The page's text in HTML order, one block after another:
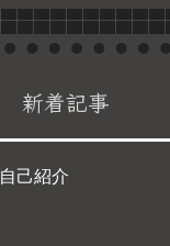
新着記事
自己紹介